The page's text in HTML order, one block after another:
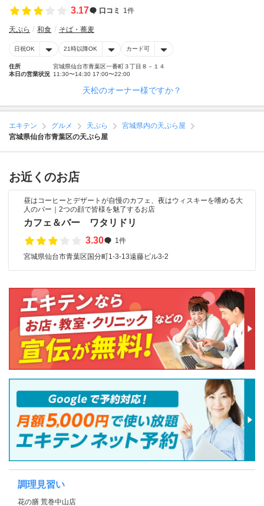
3.17 口コミ 1件
天ぷら 和食 そば・蕎麦
日祝OK 21時以降OK カード可
住所
宮城県仙台市青葉区一番町３丁目８－１４
本日の営業状況 11:30〜14:30 17:00〜22:00
天松のオーナー様ですか？
エキテン グルメ 天ぷら
宮城県内の天ぷら屋
宮城県仙台市青葉区の天ぷら屋
お近くのお店
昼はコーヒーとデザートが自慢のカフェ、夜はウィスキーを嗜める大
人のバー｜2つの顔で皆様を魅了するお店
カフェ＆バー ワタリドリ
3.30
1件
宮城県仙台市青葉区国分町1-3-13遠藤ビル3-2
調理見習い
花の膳 荒巻中山店